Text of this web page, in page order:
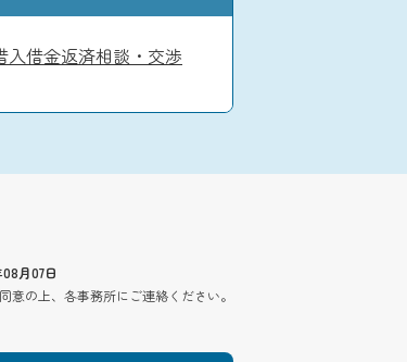
入借金返済相談・交渉
月07日
意の上、各事務所にご連絡ください。